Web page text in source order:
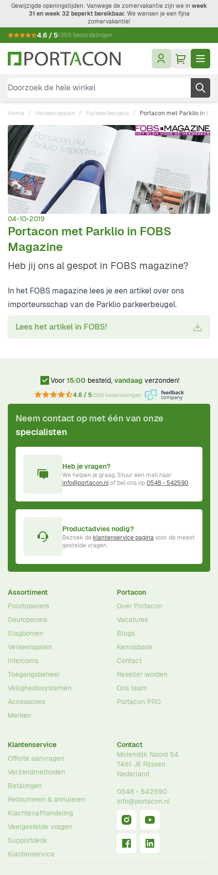
Ga naar de inhoud
Gewijzigde openingstijden: Vanwege de zomervakantie zijn we in week
31 en week 32 beperkt bereikbaar.We wensen je een fijne
zomervakantie!
4.6 / 51350 beoordelingen
Doorzoek de hele winkel
Home / Verkeerspalen / Parkeerbeugels / Portacon met Parklio in
04-10-2019
Portacon met Parklio in FOBS
Magazine
Heb jij ons al gespot in FOBS magazine?
In het FOBS magazine lees je een artikel over ons
importeursschap van de Parklio parkeerbeugel.
Lees het artikel in FOBS!
Voor 15:00 besteld, vandaag verzonden!
4.6 / 51350 beoordelingen
Neem contact op met één van onze
specialisten
Heb je vragen?
We helpen je graag. Stuur een mail naar
info@portacon.nlof bel ons op0548 - 542590.
Productadvies nodig?
Bezoek de klantenservice paginavoor de meest
gestelde vragen.
Assortiment
Poortopeners
Deuropeners
Slagbomen
Verkeerspalen
Intercoms
Toegangsbeheer
Veiligheidssystemen
Accessoires
Merken
Portacon
Over Portacon
Vacatures
Blogs
Kennisbank
Contact
Reseller worden
Ons team
Portacon PRO
Klantenservice
Offerte aanvragen
Verzendmethoden
Betalingen
Retourneren & annuleren
Klachtenafhandeling
Veelgestelde vragen
Supportdesk
Klantenservice
Contact
Molendijk Noord 54
7461 JE Rijssen
Nederland
0548 - 542590
info@portacon.nl